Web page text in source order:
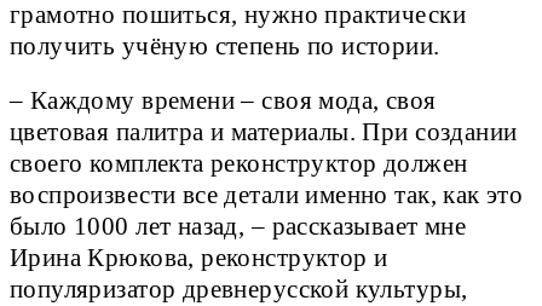
грамотно пошиться, нужно практически
получить учёную степень по истории.
– Каждому времени – своя мода, своя
цветовая палитра и материалы. При создании
своего комплекта реконструктор должен
воспроизвести все детали именно так, как это
было 1000 лет назад, – рассказывает мне
Ирина Крюкова, реконструктор и
популяризатор древнерусской культуры,